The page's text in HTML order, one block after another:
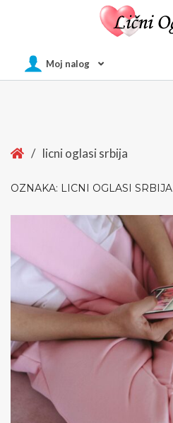
Moj nalog
Home
/ licni oglasi srbija
OZNAKA: LICNI OGLASI SRBIJA